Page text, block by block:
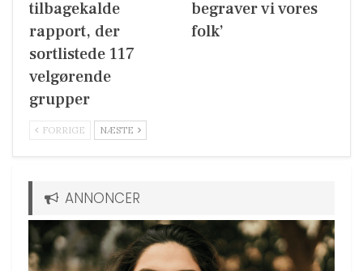
tilbagekalde
rapport, der
sortlistede 117
velgørende
grupper
begraver vi vores
folk’
FORRIGE NÆSTE
ANNONCER